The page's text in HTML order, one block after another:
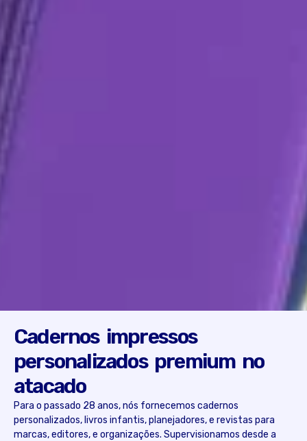
Cadernos impressos
personalizados premium no
atacado
Para o passado 28 anos, nós fornecemos cadernos
personalizados, livros infantis, planejadores, e revistas para
marcas, editores, e organizações. Supervisionamos desde a